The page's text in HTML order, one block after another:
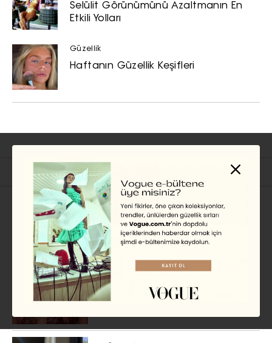
Selülit Görünümünü Azaltmanın En
Etkili Yolları
Güzellik
Haftanın Güzellik Keşifleri
İlgili Başlıklar
GÜZELLIK
2026-27 Sonbahar/ Kış
Güzellik Trendleri
EKİN KURBETÇİ